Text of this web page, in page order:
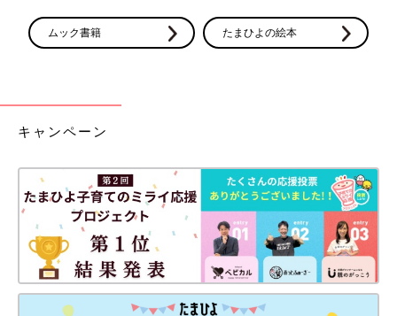
ムック書籍 たまひよの絵本
キャンペーン